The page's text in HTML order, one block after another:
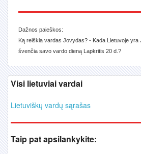
Dažnos paieškos:
Ką reiškia vardas Jovydas? - Kada Lietuvoje yra
švenčia savo vardo dieną Lapkritis 20 d.?
Visi lietuviai vardai
Lietuviškų vardų sąrašas
Taip pat apsilankykite: